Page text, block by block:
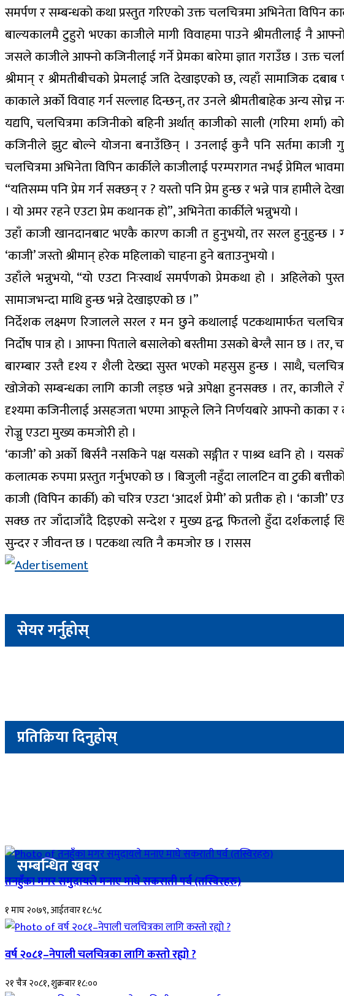
समर्पण र सम्बन्धको कथा प्रस्तुत गरिएको उक्त चलचित्रमा अभिनेता विपिन
बाल्यकालमै टुहुरो भएका काजीले मागी विवाहमा पाउने श्रीमतीलाई नै
जसले काजीले आफ्नो कजिनीलाई गर्ने प्रेमका बारेमा ज्ञात गराउँछ । उक्त
श्रीमान् र श्रीमतीबीचको प्रेमलाई जति देखाइएको छ, त्यहाँ सामाजिक
काकाले अर्को विवाह गर्न सल्लाह दिन्छन्, तर उनले श्रीमतीबाहेक अन्य सोच्न
यद्यपि, चलचित्रमा कजिनीको बहिनी अर्थात् काजीको साली (गरिमा
कजिनीले झुट बोल्ने योजना बनाउँछिन् । उनलाई कुनै पनि सर्तमा काजी
चलचित्रमा अभिनेता विपिन कार्कीले काजीलाई परम्परागत नभई प्रेमिल
“यतिसम्म पनि प्रेम गर्न सक्छन् र ? यस्तो पनि प्रेम हुन्छ र भन्ने पात्र
। यो अमर रहने एउटा प्रेम कथानक हो”, अभिनेता कार्कीले भन्नुभयो ।
उहाँ काजी खानदानबाट भएकै कारण काजी त हुनुभयो, तर सरल हुनुहुन्छ ।
‘काजी’ जस्तो श्रीमान् हरेक महिलाको चाहना हुने बताउनुभयो ।
उहाँले भन्नुभयो, “यो एउटा निःस्वार्थ समर्पणको प्रेमकथा हो । अहिलेको
सामाजभन्दा माथि हुन्छ भन्ने देखाइएको छ ।”
निर्देशक लक्ष्मण रिजालले सरल र मन छुने कथालाई पटकथामार्फत
निर्दोष पात्र हो । आफ्ना पिताले बसालेको बस्तीमा उसको बेग्लै सान छ ।
बारम्बार उस्तै दृश्य र शैली देख्दा सुस्त भएको महसुस हुन्छ । साथै,
खोजेको सम्बन्धका लागि काजी लड्छ भन्ने अपेक्षा हुनसक्छ । तर, काजीले
दृश्यमा कजिनीलाई असहजता भएमा आफूले लिने निर्णयबारे आफ्नो काका र
रोज्नु एउटा मुख्य कमजोरी हो ।
‘काजी’ को अर्को बिर्सनै नसकिने पक्ष यसको सङ्गीत र पाश्र्व ध्वनि हो ।
कलात्मक रुपमा प्रस्तुत गर्नुभएको छ । बिजुली नहुँदा लालटिन वा टुकी
काजी (विपिन कार्की) को चरित्र एउटा ‘आदर्श प्रेमी’ को प्रतीक हो ।
सक्छ तर जाँदाजाँदै दिइएको सन्देश र मुख्य द्वन्द्व फितलो हुँदा दर्शकलाई
सुन्दर र जीवन्त छ । पटकथा त्यति नै कमजोर छ । रासस
सेयर गर्नुहोस्
प्रतिक्रिया दिनुहोस्
सम्बन्धित खवर
तनहुँका मगर समुदायले मनाए माघे सकराती पर्व (तस्विरहरु)
१ माघ २०७९, आईतवार १८:५८
वर्ष २०८१–नेपाली चलचित्रका लागि कस्तो रह्यो ?
२१ चैत्र २०८१, शुक्रबार १८:००